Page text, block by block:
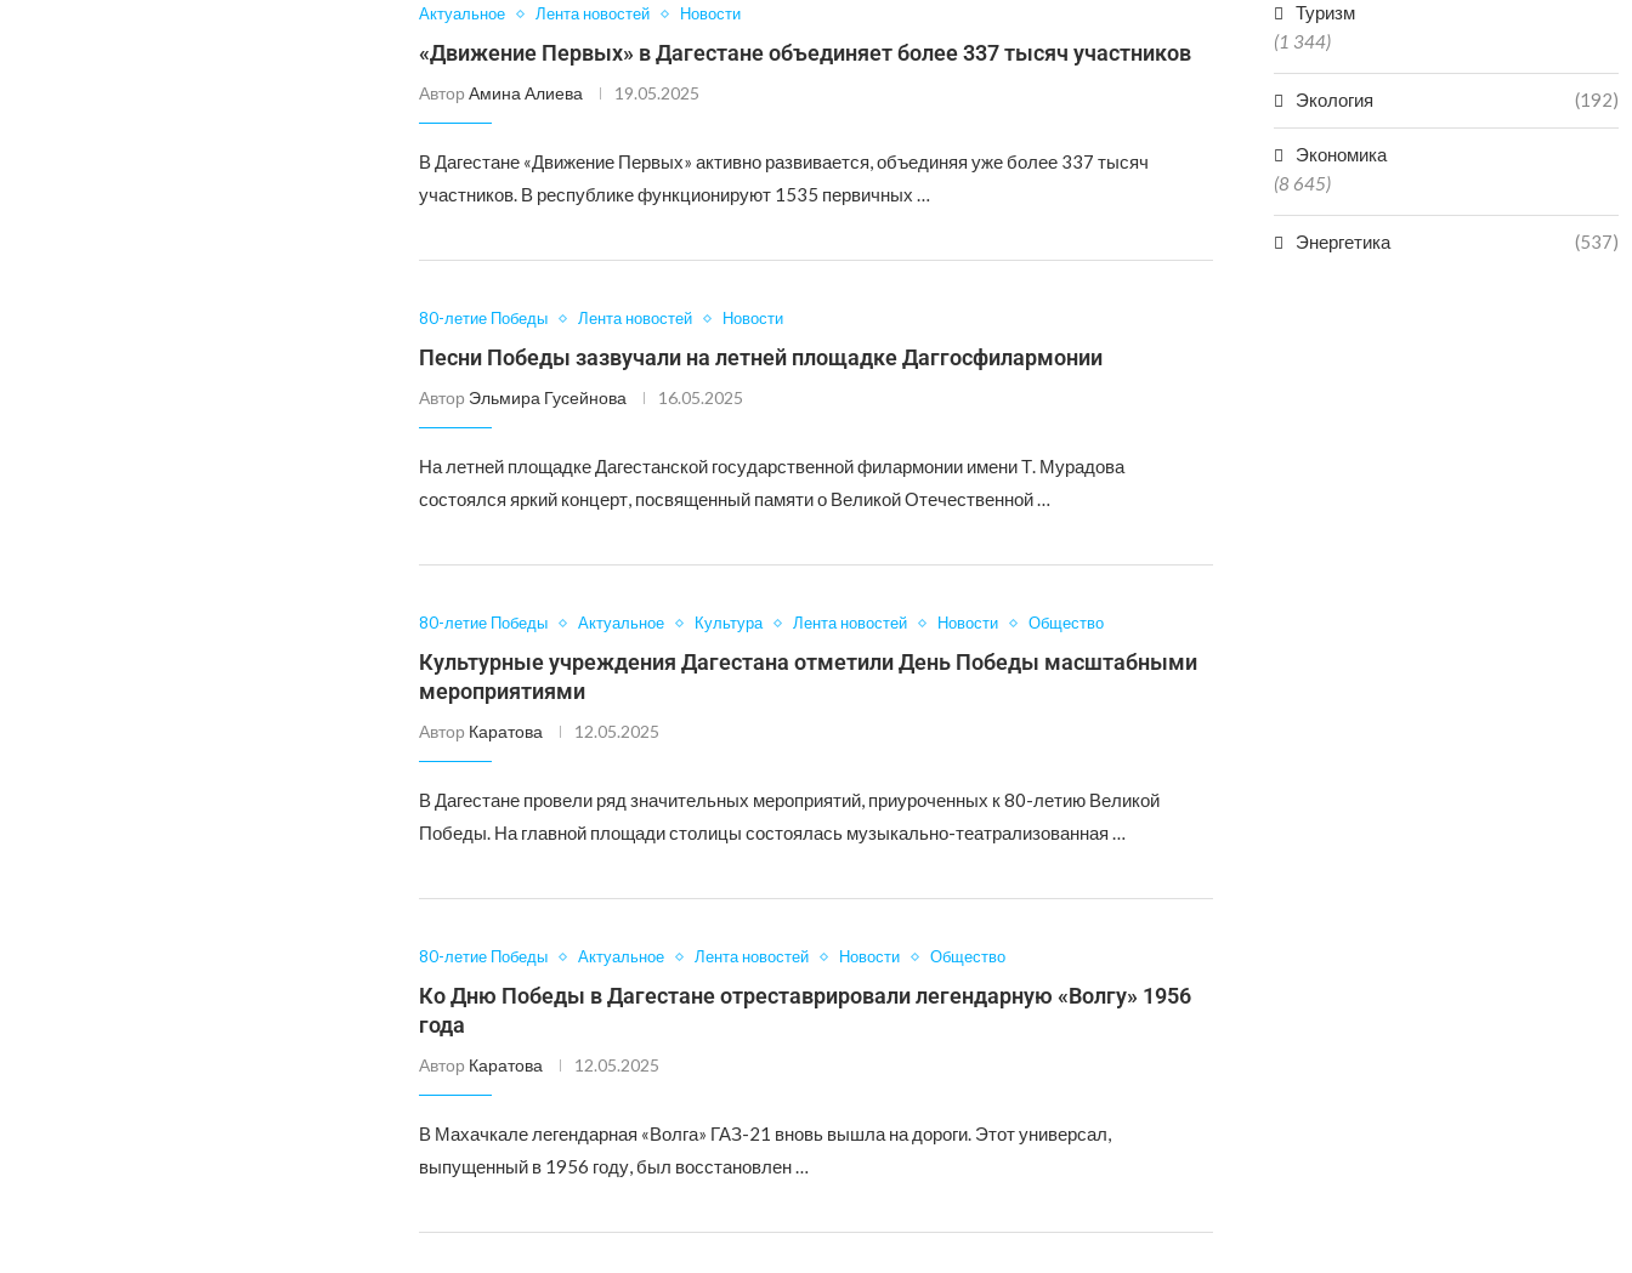
Актуальное Лента новостей Новости
«Движение Первых» в Дагестане объединяет более 337 тысяч участников
Автор Амина Алиева 19.05.2025
В Дагестане «Движение Первых» активно развивается, объединяя уже более 337 тысяч
участников. В республике функционируют 1535 первичных …
80-летие Победы Лента новостей Новости
Песни Победы зазвучали на летней площадке Даггосфилармонии
Автор Эльмира Гусейнова 16.05.2025
На летней площадке Дагестанской государственной филармонии имени Т. Мурадова
состоялся яркий концерт, посвященный памяти о Великой Отечественной …
80-летие Победы Актуальное Культура Лента новостей Новости Общество
Культурные учреждения Дагестана отметили День Победы масштабными
мероприятиями
Автор Каратова 12.05.2025
В Дагестане провели ряд значительных мероприятий, приуроченных к 80-летию Великой
Победы. На главной площади столицы состоялась музыкально-театрализованная …
80-летие Победы Актуальное Лента новостей Новости Общество
Ко Дню Победы в Дагестане отреставрировали легендарную «Волгу» 1956
года
Автор Каратова 12.05.2025
В Махачкале легендарная «Волга» ГАЗ-21 вновь вышла на дороги. Этот универсал,
выпущенный в 1956 году, был восстановлен …
Туризм
(1 344)
Экология (192)
Экономика
(8 645)
Энергетика (537)